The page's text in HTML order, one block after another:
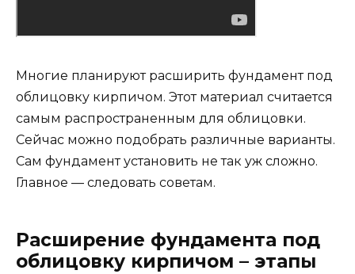
Многие планируют расширить фундамент под
облицовку кирпичом. Этот материал считается
самым распространенным для облицовки.
Сейчас можно подобрать различные варианты.
Сам фундамент установить не так уж сложно.
Главное — следовать советам.
Расширение фундамента под
облицовку кирпичом – этапы